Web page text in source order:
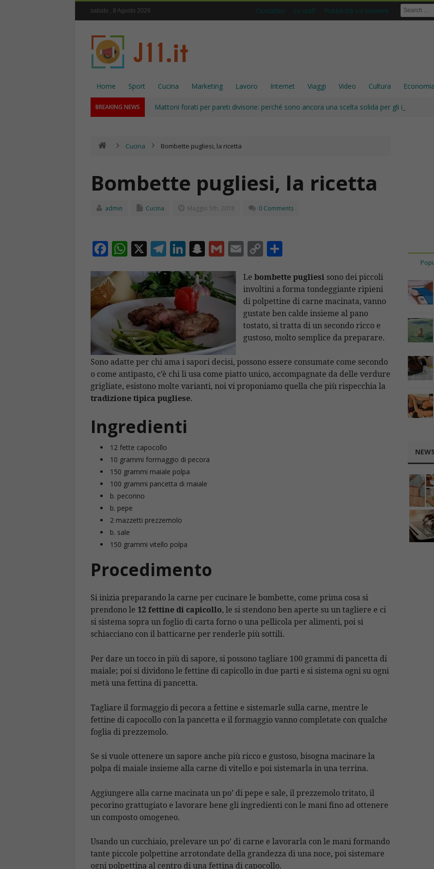
sabato , 8 Agosto 2026 Contattaci Lo staff Pubblicità sul network
Home Sport Cucina Marketing Lavoro Internet Viaggi Video Cultura
BREAKING NEWS Mattoni forati per pareti divisorie: perché sono ancora una scelta solida per gli interni
Cucina Bombette pugliesi, la ricetta
Bombette pugliesi, la ricetta
admin Cucina Maggio 5th, 2018 0 Comments
F
e
b
o
o
k
W
at
s
A
p
p
X T
e
gr
a
m
Li
k
e
dI
n
S
a
p
c
h
at
G
ai
l
E
ai
l
C
p
y
Li
n
k
n
di
vi
di
Le bombette pugliesi sono dei piccoli
involtini a forma tondeggiante ripieni
di polpettine di carne macinata, vanno
gustate ben calde insieme al pano
tostato, si tratta di un secondo ricco e
gustoso, molto semplice da preparare.
Sono adatte per chi ama i sapori decisi, possono essere consumate come secondo
o come antipasto, c’è chi li usa come piatto unico, accompagnate da delle verdure
grigliate, esistono molte varianti, noi vi proponiamo quella che più rispecchia la
tradizione tipica pugliese.
Ingredienti
12 fette capocollo
10 grammi formaggio di pecora
150 grammi maiale polpa
100 grammi pancetta di maiale
b. pecorino
b. pepe
2 mazzetti prezzemolo
b. sale
150 grammi vitello polpa
Procedimento
Si inizia preparando la carne per cucinare le bombette, come prima cosa si
prendono le 12 fettine di capicollo, le si stendono ben aperte su un tagliere e ci
si sistema sopra un foglio di carta forno o una pellicola per alimenti, poi si
schiacciano con il batticarne per renderle più sottili.
Per dare un tocco in più di sapore, si possono tagliare 100 grammi di pancetta di
maiale; poi si dividono le fettine di capicollo in due parti e si sistema ogni su ogni
metà una fettina di pancetta.
Tagliare il formaggio di pecora a fettine e sistemarle sulla carne, mentre le
fettine di capocollo con la pancetta e il formaggio vanno completate con qualche
foglia di prezzemolo.
Se si vuole ottenere un sapore anche più ricco e gustoso, bisogna macinare la
polpa di maiale insieme alla carne di vitello e poi sistemarla in una terrina.
Aggiungere alla carne macinata un po’ di pepe e sale, il prezzemolo tritato, il
pecorino grattugiato e lavorare bene gli ingredienti con le mani fino ad ottenere
un composto omogeneo.
Usando un cucchiaio, prelevare un po’ di carne e lavorarla con le mani formando
tante piccole polpettine arrotondate della grandezza di una noce, poi sistemare
ogni polpettina al centro di una fettina di capocollo.